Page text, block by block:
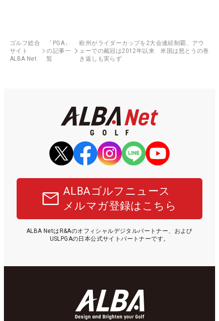
ゴルフ総合
サイト
ALBA Net
「PGA」
の記事一
覧
欧州がライダーカップを2大会連続制覇、アウ
ェーでの戴冠は2012年以来 米国は怒とうの巻
き返しも実らず
ALBAゴルフニュース
メルマガ登録はこちら
ALBA NetはR&Aのオフィシャルデジタルパートナー、および
USLPGAの日本公式サイトパートナーです。